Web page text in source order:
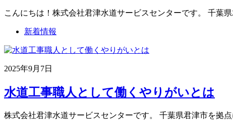
こんにちは！株式会社君津水道サービスセンターです。 千葉
新着情報
2025年9月7日
水道工事職人として働くやりがいとは
株式会社君津水道サービスセンターです。 千葉県君津市を拠